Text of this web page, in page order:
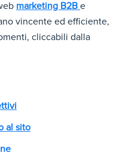
marketing B2B e
vincente ed efficiente,
cliccabili dalla
al sito